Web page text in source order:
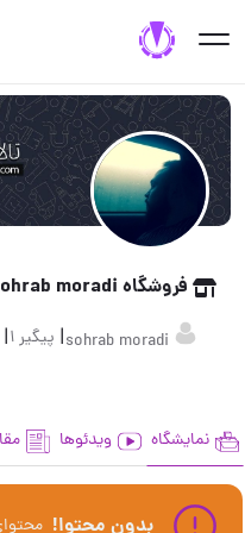
فروشگاه sohrab moradi
| پیگیر 1 |
نمایشگاه ویدئوها
بدون محتوا!